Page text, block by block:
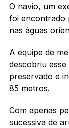
O navio, um
foi encontrado
nas águas
A equipe de
descobriu
preservado e
85 metros.
Com apenas
sucessiva de